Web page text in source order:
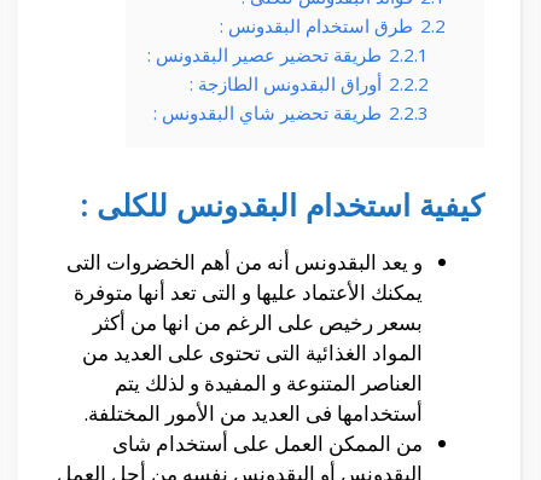
2.2 طرق استخدام البقدونس :
2.2.1 طريقة تحضير عصير البقدونس :
2.2.2 أوراق البقدونس الطازجة :
2.2.3 طريقة تحضير شاي البقدونس :
كيفية استخدام البقدونس للكلى :
و يعد البقدونس أنه من أهم الخضروات التى
يمكنك الأعتماد عليها و التى تعد أنها متوفرة
بسعر رخيص على الرغم من انها من أكثر
المواد الغذائية التى تحتوى على العديد من
العناصر المتنوعة و المفيدة و لذلك يتم
أستخدامها فى العديد من الأمور المختلفة.
من الممكن العمل على أستخدام شاى
البقدونس أو البقدونس نفسه من أجل العمل